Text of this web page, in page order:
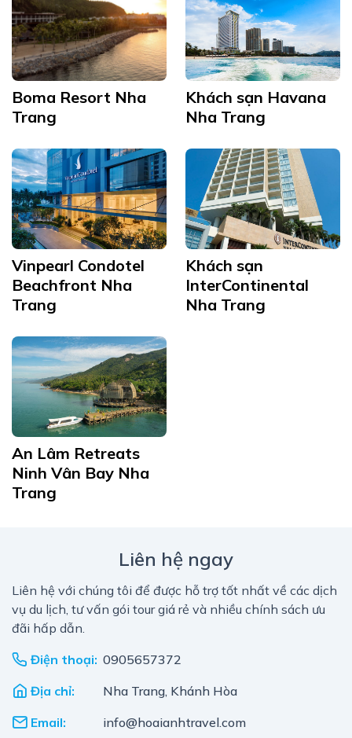
Boma Resort Nha
Trang
Khách sạn Havana
Nha Trang
Vinpearl Condotel
Beachfront Nha
Trang
Khách sạn
InterContinental
Nha Trang
An Lâm Retreats
Ninh Vân Bay Nha
Trang
Liên hệ ngay
Liên hệ với chúng tôi để được hỗ trợ tốt nhất về các dịch
vụ du lịch, tư vấn gói tour giá rẻ và nhiều chính sách ưu
đãi hấp dẫn.
Điện thoại: 0905657372
Địa chỉ:
Nha Trang, Khánh Hòa
Email:
info@hoaianhtravel.com